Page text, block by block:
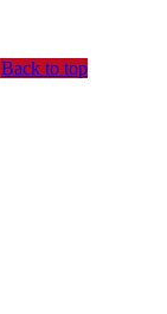
Back to top